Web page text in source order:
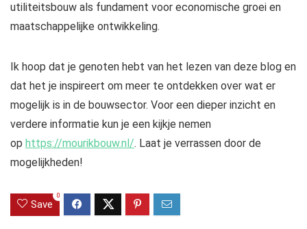
utiliteitsbouw als fundament voor economische groei en
maatschappelijke ontwikkeling.
Ik hoop dat je genoten hebt van het lezen van deze blog en
dat het je inspireert om meer te ontdekken over wat er
mogelijk is in de bouwsector. Voor een dieper inzicht en
verdere informatie kun je een kijkje nemen
op https://mourikbouw.nl/. Laat je verrassen door de
mogelijkheden!
Save
0